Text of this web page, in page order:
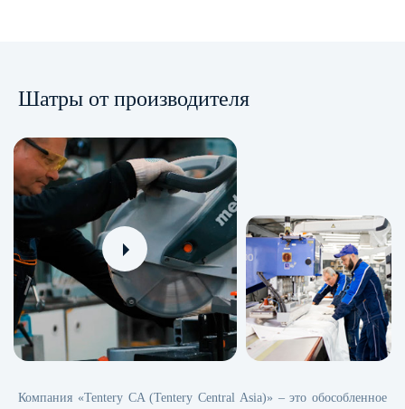
Шатры от производителя
Компания «Tentery CA (Tentery Central Asia)» – это обособленное